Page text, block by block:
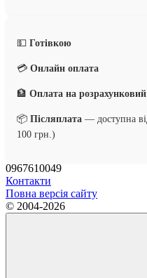
💵 Готівкою
💳 Онлайн оплата
🏦 Оплата на
📦 Післяплата — доступна
100 грн.)
0967610049
Контакти
Повна версія сайту
© 2004-2026